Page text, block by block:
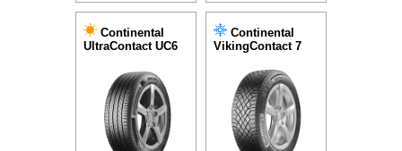
Continental
UltraContact UC6
Continental
VikingContact 7